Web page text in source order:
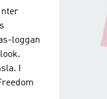
loggan
I